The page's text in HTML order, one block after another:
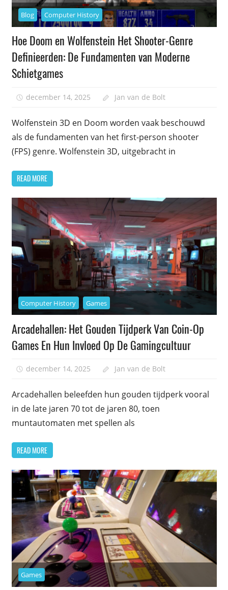
Blog Computer History
Hoe Doom en Wolfenstein Het Shooter-Genre
Definieerden: De Fundamenten van Moderne
Schietgames
december 14, 2025 Jan van de Bolt
Wolfenstein 3D en Doom worden vaak beschouwd
als de fundamenten van het first-person shooter
(FPS) genre. Wolfenstein 3D, uitgebracht in
READ MORE
Computer History Games
Arcadehallen: Het Gouden Tijdperk Van Coin-Op
Games En Hun Invloed Op De Gamingcultuur
december 14, 2025 Jan van de Bolt
Arcadehallen beleefden hun gouden tijdperk vooral
in de late jaren 70 tot de jaren 80, toen
muntautomaten met spellen als
READ MORE
Games